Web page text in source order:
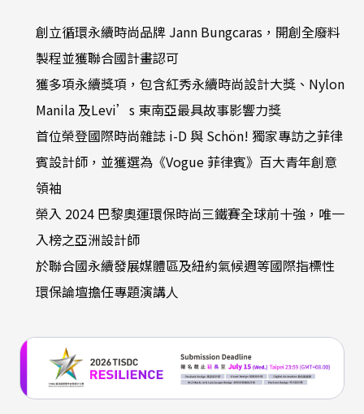
創立循環永續時尚品牌 Jann Bungcaras，開創全廢料
製程並獲聯合國計畫認可
獲多項永續獎項，包含紅秀永續時尚設計大獎、Nylon
Manila 及Levi’s 東南亞最具故事影響力獎
首位榮登國際時尚雜誌 i-D 與 Schön! 獨家專訪之菲律
賓設計師，並獲選為《Vogue 菲律賓》百大青年創意
領袖
榮入 2024 巴黎奧運環保時尚三鐵賽全球前十強，唯一
入榜之亞洲設計師
於聯合國永續發展媒體區及紐約氣候週等國際指標性
環保論壇擔任專題演講人